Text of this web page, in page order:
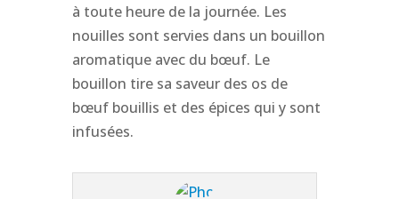
à toute heure de la journée. Les
nouilles sont servies dans un bouillon
aromatique avec du bœuf. Le
bouillon tire sa saveur des os de
bœuf bouillis et des épices qui y sont
infusées.